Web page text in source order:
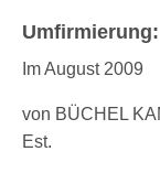
Umfirmierung:
Im August 2009
von BÜCHEL
Est.